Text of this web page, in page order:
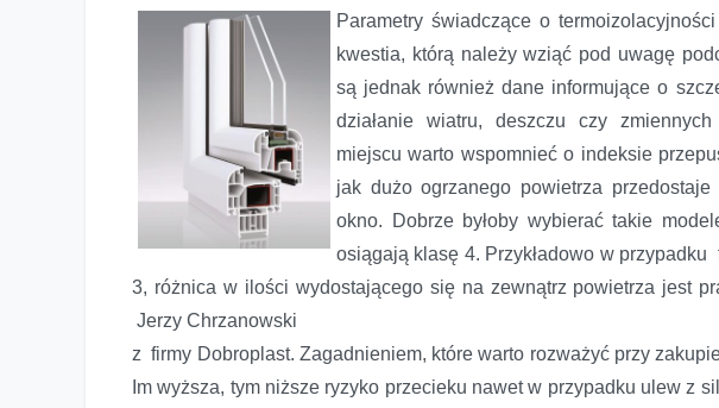
Parametry świadczące o
kwestia, którą należy wziąć pod uwagę
są jednak również dane informujące o
działanie wiatru, deszczu czy
miejscu warto wspomnieć o indeksie
jak dużo ogrzanego powietrza
okno. Dobrze byłoby wybierać takie
osiągają klasę 4. Przykładowo w
3, różnica w ilości wydostającego się na zewnątrz powietrza jest
Jerzy Chrzanowski
z firmy Dobroplast. Zagadnieniem, które warto rozważyć przy
Im wyższa, tym niższe ryzyko przecieku nawet w przypadku ulew z